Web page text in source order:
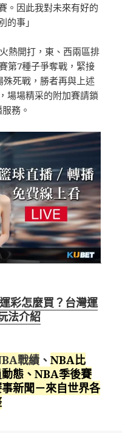
。因此我對未來有好的
的事」
熱開打，東、西兩區排
第7種子爭奪戰，緊接
死戰，勝者再與上述
場場精采的附加賽請鎖
務。
運彩怎麼買？台灣運
法介紹
戰績 、NBA比
態、NBA季後賽
新聞－來自世界各